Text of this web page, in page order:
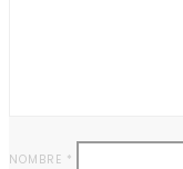
NOMBRE *